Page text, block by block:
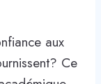
aux
Ce